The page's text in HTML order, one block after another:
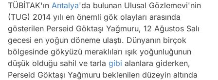
TÜBİTAK'ın Antalya'da bulunan Ulusal Gözlemevi'nin
(TUG) 2014 yılı en önemli gök olayları arasında
gösterilen Perseid Göktaşı Yağmuru, 12 Ağustos Salı
gecesi en yoğun döneme ulaştı. Dünyanın birçok
bölgesinde gökyüzü meraklıları ışık yoğunluğunun
düşük olduğu sahil ve tarla gibi alanlara giderken,
Perseid Göktaşı Yağmuru beklenilen düzeyin altında